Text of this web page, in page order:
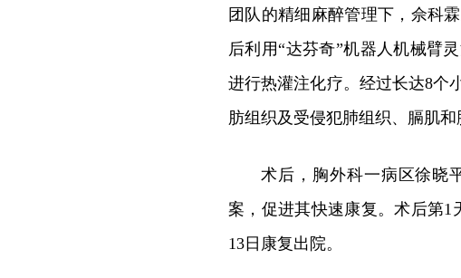
团队的精细麻醉管理下，佘科
后利用“达芬奇”机器人机械臂
进行热灌注化疗。经过长达8个
肪组织及受侵犯肺组织、膈肌和
术后，胸外科一病区徐晓
案，促进其快速康复。术后第1
13日康复出院。